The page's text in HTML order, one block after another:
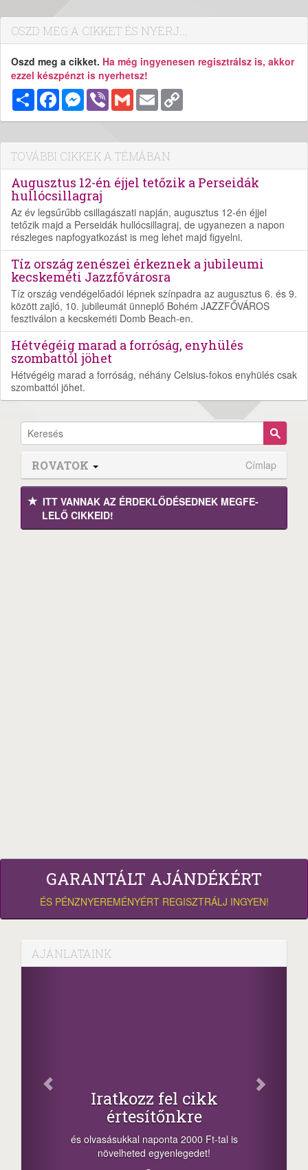
OSZD MEG A CIKKET ÉS NYERJ...
Oszd meg a cikket. Ha még ingyenesen regisztrálsz is, akkor
ezzel készpénzt is nyerhetsz!
MegosztásFacebookMessenger
Viber Gmail Email
TOVÁBBI CIKKEK A TÉMÁBAN
Augusztus 12-én éjjel tetőzik a Perseidák
hullócsillagraj
Az év legsűrűbb csillagászati napján, augusztus 12-én éjjel
tetőzik majd a Perseidák hullócsillagraj, de ugyanezen a napon
részleges napfogyatkozást is meg lehet majd figyelni.
Tíz ország zenészei érkeznek a jubileumi
kecskeméti Jazzfővárosra
Tíz ország vendégelőadói lépnek színpadra az augusztus 6. és 9.
között zajló, 10. jubileumát ünneplő Bohém JAZZFŐVÁROS
fesztiválon a kecskeméti Domb Beach-en.
Hétvégéig marad a forróság, enyhülés
szombattól jöhet
Hétvégéig marad a forróság, néhány Celsius-fokos enyhülés csak
szombattól jöhet.
ROVATOK Címlap
ITT VANNAK AZ ÉRDEK­LŐDÉ­SEDNEK MEGFE­
LELŐ CIKKEID!
GARANTÁLT AJÁNDÉKÉRT
ÉS PÉNZNYEREMÉNYÉRT REGISZTRÁLJ INGYEN!
AJÁNLATAINK
fel cikk
naponta 2000 Ft-tal is
egyenlegedet!
Oszd
megosztási